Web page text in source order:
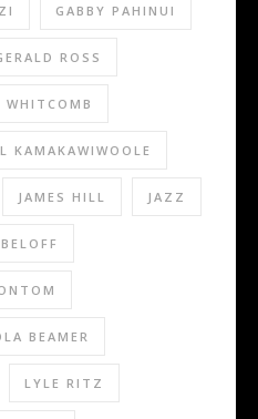
GABBY PAHINUI
ROSS
WHITCOMB
KAMAKAWIWOOLE
JAMES HILL JAZZ
BEAMER
LYLE RITZ